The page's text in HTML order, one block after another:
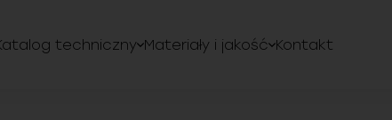
techniczny Materiały i jakość Kontakt